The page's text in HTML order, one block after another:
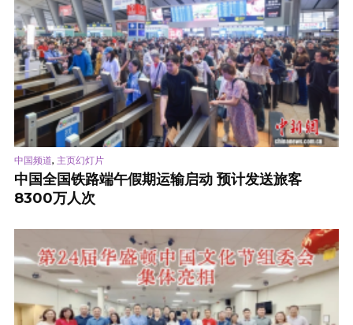
中国频道, 主页幻灯片
中国全国铁路端午假期运输启动 预计发送旅客
8300万人次